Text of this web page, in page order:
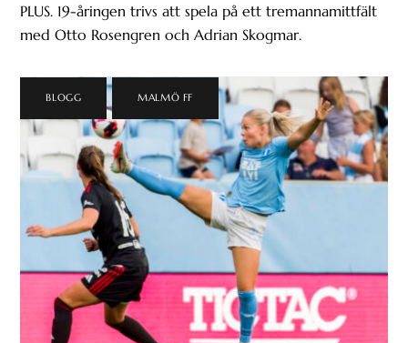
PLUS. 19-åringen trivs att spela på ett tremannamittfält
med Otto Rosengren och Adrian Skogmar.
BLOGG MALMÖ FF